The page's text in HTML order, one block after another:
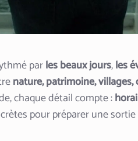
parles beaux jours,les
nature, patrimoine, villages,
chaque détail compte :
pour préparer une